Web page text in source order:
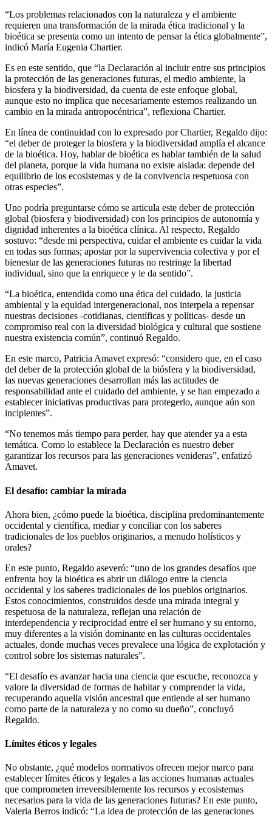
“Los problemas relacionados con la naturaleza y el ambiente
requieren una transformación de la mirada ética tradicional y la
bioética se presenta como un intento de pensar la ética globalmente”,
indicó María Eugenia Chartier.
Es en este sentido, que “la Declaración al incluir entre sus principios
la protección de las generaciones futuras, el medio ambiente, la
biosfera y la biodiversidad, da cuenta de este enfoque global,
aunque esto no implica que necesariamente estemos realizando un
cambio en la mirada antropocéntrica”, reflexiona Chartier.
En línea de continuidad con lo expresado por Chartier, Regaldo dijo:
“el deber de proteger la biosfera y la biodiversidad amplía el alcance
de la bioética. Hoy, hablar de bioética es hablar también de la salud
del planeta, porque la vida humana no existe aislada: depende del
equilibrio de los ecosistemas y de la convivencia respetuosa con
otras especies”.
Uno podría preguntarse cómo se articula este deber de protección
global (biosfera y biodiversidad) con los principios de autonomía y
dignidad inherentes a la bioética clínica. Al respecto, Regaldo
sostuvo: “desde mi perspectiva, cuidar el ambiente es cuidar la vida
en todas sus formas; apostar por la supervivencia colectiva y por el
bienestar de las generaciones futuras no restringe la libertad
individual, sino que la enriquece y le da sentido”.
“La bioética, entendida como una ética del cuidado, la justicia
ambiental y la equidad intergeneracional, nos interpela a repensar
nuestras decisiones -cotidianas, científicas y políticas- desde un
compromiso real con la diversidad biológica y cultural que sostiene
nuestra existencia común”, continuó Regaldo.
En este marco, Patricia Amavet expresó: “considero que, en el caso
del deber de la protección global de la biósfera y la biodiversidad,
las nuevas generaciones desarrollan más las actitudes de
responsabilidad ante el cuidado del ambiente, y se han empezado a
establecer iniciativas productivas para protegerlo, aunque aún son
incipientes”.
“No tenemos más tiempo para perder, hay que atender ya a esta
temática. Como lo establece la Declaración es nuestro deber
garantizar los recursos para las generaciones venideras”, enfatizó
Amavet.
El desafío: cambiar la mirada
Ahora bien, ¿cómo puede la bioética, disciplina predominantemente
occidental y científica, mediar y conciliar con los saberes
tradicionales de los pueblos originarios, a menudo holísticos y
orales?
En este punto, Regaldo aseveró: “uno de los grandes desafíos que
enfrenta hoy la bioética es abrir un diálogo entre la ciencia
occidental y los saberes tradicionales de los pueblos originarios.
Estos conocimientos, construidos desde una mirada integral y
respetuosa de la naturaleza, reflejan una relación de
interdependencia y reciprocidad entre el ser humano y su entorno,
muy diferentes a la visión dominante en las culturas occidentales
actuales, donde muchas veces prevalece una lógica de explotación y
control sobre los sistemas naturales”.
“El desafío es avanzar hacia una ciencia que escuche, reconozca y
valore la diversidad de formas de habitar y comprender la vida,
recuperando aquella visión ancestral que entiende al ser humano
como parte de la naturaleza y no como su dueño”, concluyó
Regaldo.
Límites éticos y legales
No obstante, ¿qué modelos normativos ofrecen mejor marco para
establecer límites éticos y legales a las acciones humanas actuales
que comprometen irreversiblemente los recursos y ecosistemas
necesarios para la vida de las generaciones futuras? En este punto,
Valeria Berros indicó: “La idea de protección de las generaciones